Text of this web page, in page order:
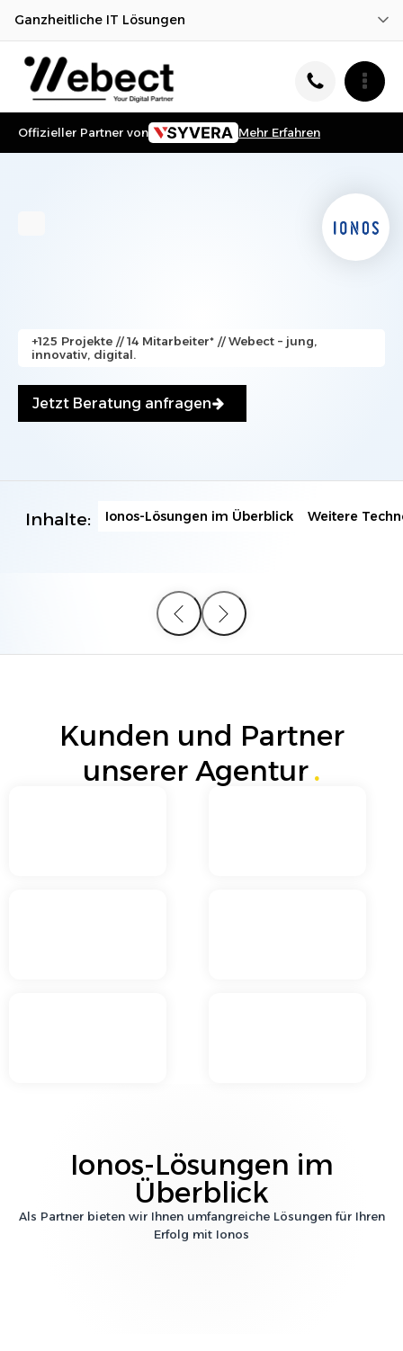
Ganzheitliche IT Lösungen
Offizieller Partner von Mehr Erfahren
+125 Projekte // 14 Mitarbeiter* // Webect – jung,
innovativ, digital.
Jetzt Beratung anfragen
Inhalte: Ionos-Lösungen im Überblick Weitere
Kunden und Partner
unserer Agentur
Ionos-Lösungen im
Überblick
Als Partner bieten wir Ihnen umfangreiche Lösungen für Ihren
Erfolg mit Ionos